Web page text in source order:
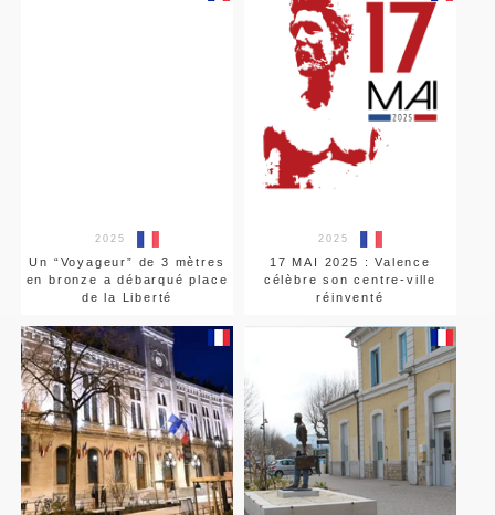
2025
Un “Voyageur” de 3 mètres
en bronze a débarqué place
de la Liberté
2025
17 MAI 2025 : Valence
célèbre son centre-ville
réinventé